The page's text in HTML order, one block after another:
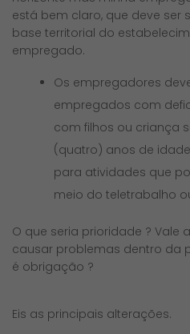
está bem claro, que deve ser
base territorial do
empregado.
Os empregadores
empregados com
com filhos ou criança
(quatro) anos de
para atividades que
meio do teletrabalho
O que seria prioridade ? Vale
causar problemas dentro da
é obrigação ?
Eis as principais alterações.